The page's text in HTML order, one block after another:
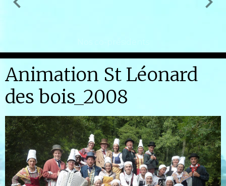
Animation St Léonard
des bois_2008